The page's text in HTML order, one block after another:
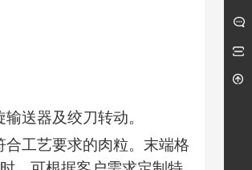
送器及绞刀转动。
工艺要求的肉粒。末端格